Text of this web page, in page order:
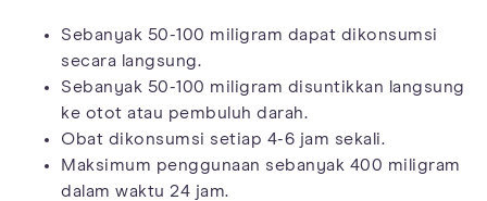
Sebanyak 50-100 miligram dapat dikonsumsi
secara langsung.
Sebanyak 50-100 miligram disuntikkan langsung
ke otot atau pembuluh darah.
Obat dikonsumsi setiap 4-6 jam sekali.
Maksimum penggunaan sebanyak 400 miligram
dalam waktu 24 jam.